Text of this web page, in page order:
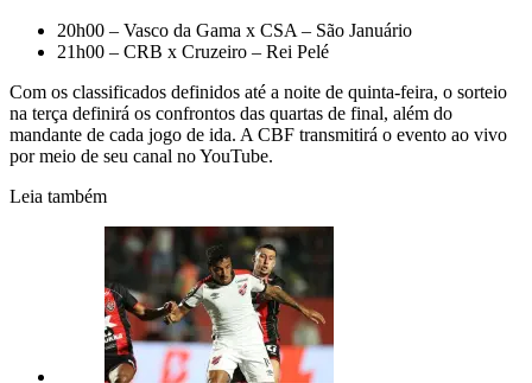
20h00 – Vasco da Gama x CSA – São Januário
21h00 – CRB x Cruzeiro – Rei Pelé
Com os classificados definidos até a noite de quinta-feira, o sorteio
na terça definirá os confrontos das quartas de final, além do
mandante de cada jogo de ida. A CBF transmitirá o evento ao vivo
por meio de seu canal no YouTube.
Leia também